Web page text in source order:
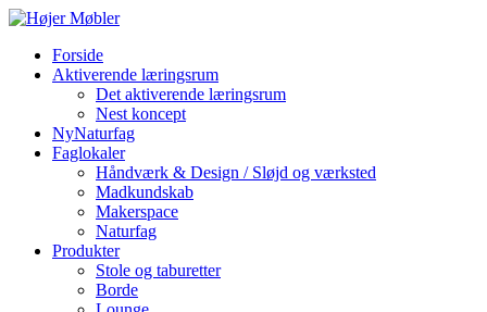
Forside
Aktiverende læringsrum
Det aktiverende læringsrum
Nest koncept
NyNaturfag
Faglokaler
Håndværk & Design / Sløjd og værksted
Madkundskab
Makerspace
Naturfag
Produkter
Stole og taburetter
Borde